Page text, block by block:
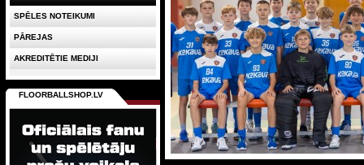
SPĒLES NOTEIKUMI
PĀREJAS
AKREDITĒTIE MEDIJI
FLOORBALLSHOP.LV